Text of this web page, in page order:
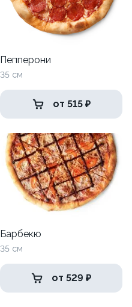
Пепперони
35 см
от 515 ₽
Барбекю
35 см
от 529 ₽